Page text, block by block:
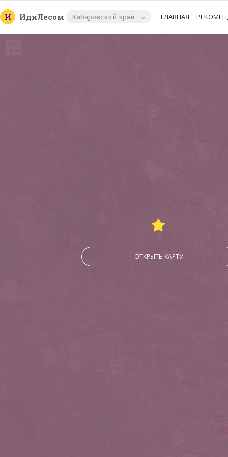
И ИдиЛесом Хабаровский край ГЛАВНАЯ
ОТКРЫТЬ КАРТУ